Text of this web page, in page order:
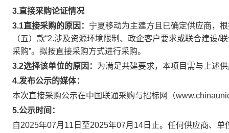
3.直接采购论证情况
3.1直接采购的原因： 宁夏移动为主建方且已确定供应商，
（五）款“2.涉及资源环境限制、政企客户要求或联合建设
采购”。拟按直接采购方式进行采购。
3.2选择该单位的原因： 为满足共建要求，本项目需与上述
4.发布公示的媒体：
本次直接采购公示在中国联通采购与招标网（
5.公示时间 ：
自2025年07月11日至2025年07月14日止。任何供应商、